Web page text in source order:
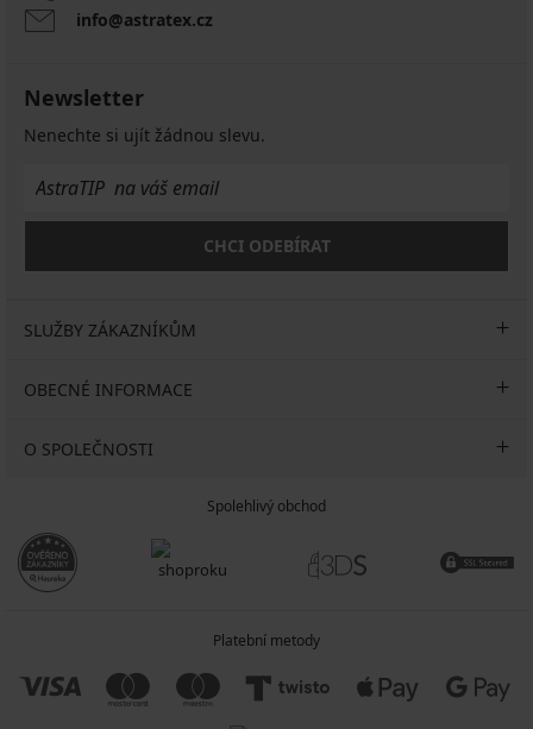
info@astratex.cz
Newsletter
Nenechte si ujít žádnou slevu.
CHCI ODEBÍRAT
SLUŽBY ZÁKAZNÍKŮM
OBECNÉ INFORMACE
O SPOLEČNOSTI
Spolehlivý obchod
Platební metody